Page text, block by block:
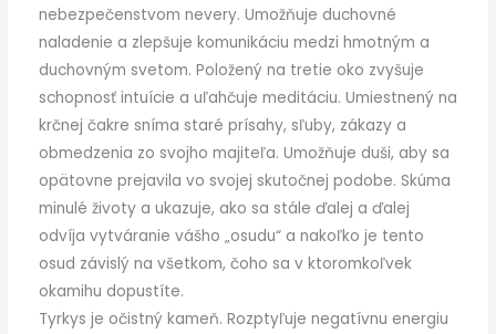
nebezpečenstvom nevery. Umožňuje duchovné
naladenie a zlepšuje komunikáciu medzi hmotným a
duchovným svetom. Položený na tretie oko zvyšuje
schopnosť intuície a uľahčuje meditáciu. Umiestnený na
krčnej čakre sníma staré prísahy, sľuby, zákazy a
obmedzenia zo svojho majiteľa. Umožňuje duši, aby sa
opätovne prejavila vo svojej skutočnej podobe. Skúma
minulé životy a ukazuje, ako sa stále ďalej a ďalej
odvíja vytváranie vášho „osudu“ a nakoľko je tento
osud závislý na všetkom, čoho sa v ktoromkoľvek
okamihu dopustíte.
Tyrkys je očistný kameň. Rozptyľuje negatívnu energiu